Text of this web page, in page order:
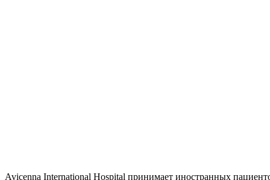
Avicenna International Hospital принимает иностранных